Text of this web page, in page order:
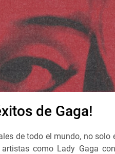
de Gaga!
de todo el mundo, no solo
como Lady Gaga